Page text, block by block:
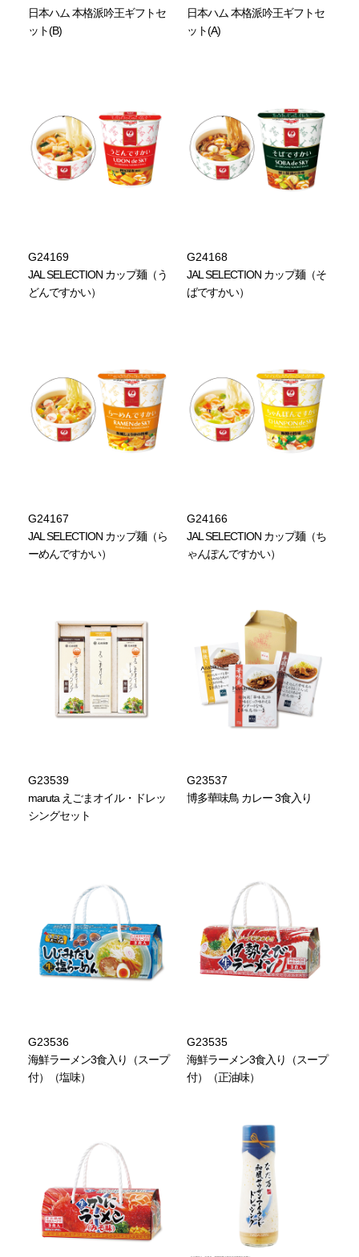
日本ハム 本格派吟王ギフトセ
ット(B)
日本ハム 本格派吟王ギフトセ
ット(A)
G24169
JAL SELECTION カップ麺（う
どんですかい）
G24168
JAL SELECTION カップ麺（そ
ばですかい）
G24167
JAL SELECTION カップ麺（ら
ーめんですかい）
G24166
JAL SELECTION カップ麺（ち
ゃんぽんですかい）
G23539
maruta えごまオイル・ドレッ
シングセット
G23537
博多華味鳥 カレー 3食入り
G23536
海鮮ラーメン3食入り（スープ
付）（塩味）
G23535
海鮮ラーメン3食入り（スープ
付）（正油味）